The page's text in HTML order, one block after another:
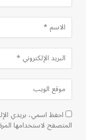
احفظ اسمي، بريدي
المتصفح لاستخدامها